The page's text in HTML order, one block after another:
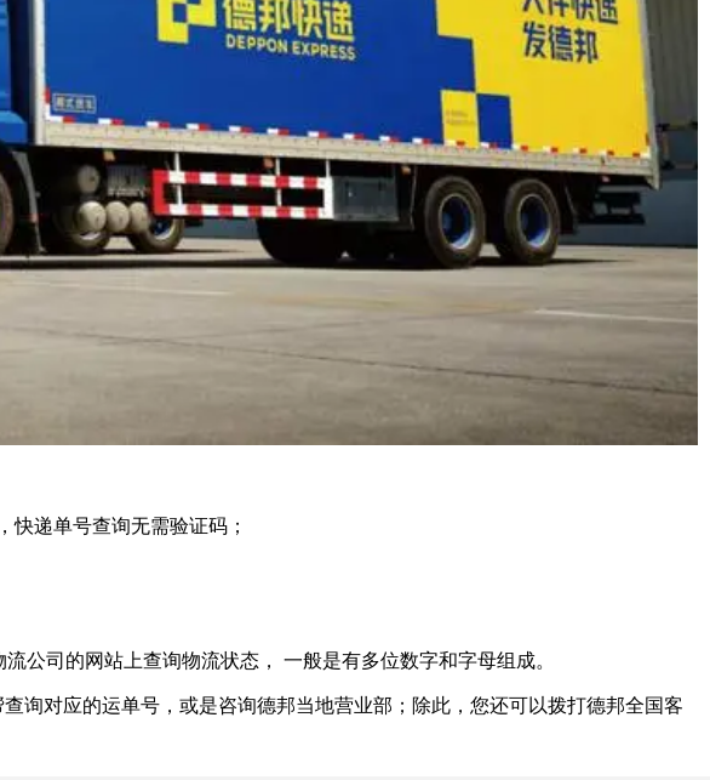
递单号查询无需验证码；
司的网站上查询物流状态， 一般是有多位数字和字母组成。
对应的运单号，或是咨询德邦当地营业部；除此，您还可以拨打德邦全国客